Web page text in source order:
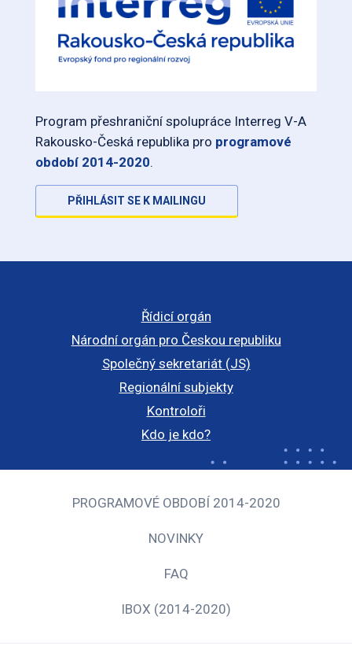
Program přeshraniční spolupráce Interreg V-A
Rakousko-Česká republika pro programové
období 2014-2020.
PŘIHLÁSIT SE K MAILINGU
Řídicí orgán
Národní orgán pro Českou republiku
Společný sekretariát (JS)
Regionální subjekty
Kontroloři
Kdo je kdo?
PROGRAMOVÉ OBDOBÍ 2014-2020
NOVINKY
FAQ
IBOX (2014-2020)